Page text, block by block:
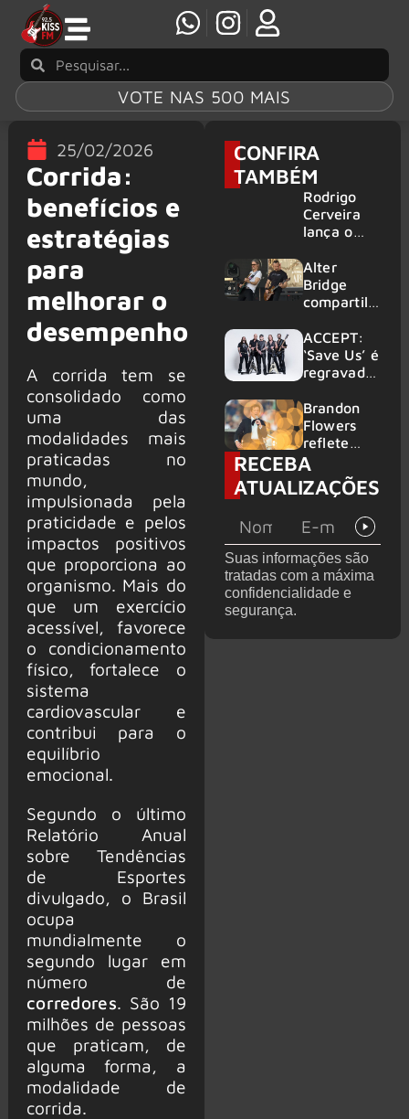
VOTE NAS 500 MAIS
25/02/2026
Corrida:
benefícios e
estratégias
para
melhorar o
desempenho
A corrida tem se
consolidado como
uma das
modalidades mais
praticadas no
mundo,
impulsionada pela
praticidade e pelos
impactos positivos
que proporciona ao
organismo. Mais do
que um exercício
acessível, favorece
o condicionamento
físico, fortalece o
sistema
cardiovascular e
contribui para o
equilíbrio
emocional.
Segundo o último
Relatório Anual
sobre Tendências
de Esportes
divulgado, o Brasil
ocupa
mundialmente o
segundo lugar em
número de
corredores . São 19
milhões de pessoas
que praticam, de
alguma forma, a
modalidade de
corrida.
CONFIRA
TAMBÉM
Rodrigo
Cerveira
lança o
Searcher”
Alter
Bridge
compartilh
vivo de
“Fortress”
gravada
am Ring
2026
ACCEPT:
‘Save Us’ é
regravada
membros
do GHOST
e KORN
Brandon
Flowers
reflete
sobre o
futuro e
levanta
de de
deixar os
palcos
RECEBA
ATUALIZAÇÕES
Suas informações são
tratadas com a máxima
confidencialidade e
segurança.